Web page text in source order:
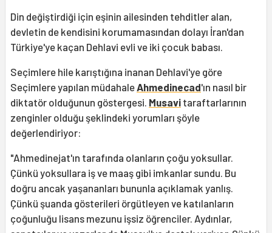
Din değiştirdiği için eşinin ailesinden tehditler alan,
devletin de kendisini korumamasından dolayı İran'dan
Türkiye'ye kaçan Dehlavi evli ve iki çocuk babası.
Seçimlere hile karıştığına inanan Dehlavi'ye göre
Seçimlere yapılan müdahaleAhmedinecad'ın nasıl bir
diktatör olduğunun göstergesi. Musavi taraftarlarının
zenginler olduğu şeklindeki yorumları şöyle
değerlendiriyor:
"Ahmedinejat'ın tarafında olanların çoğu yoksullar.
Çünkü yoksullara iş ve maaş gibi imkanlar sundu. Bu
doğru ancak yaşananları bununla açıklamak yanlış.
Çünkü şuanda gösterileri örgütleyen ve katılanların
çoğunluğu lisans mezunu işsiz öğrenciler. Aydınlar,